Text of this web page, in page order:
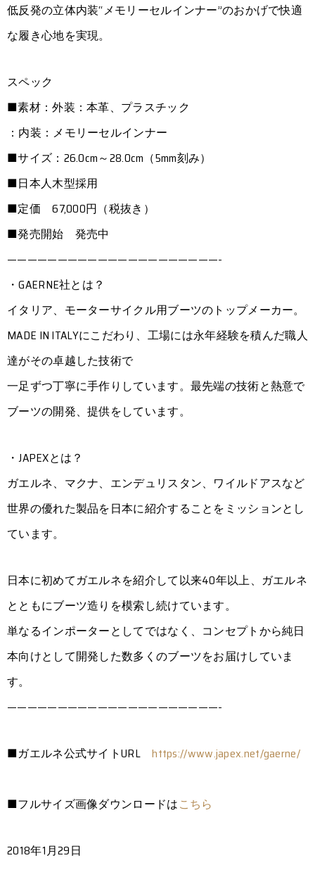
低反発の立体内装“メモリーセルインナー”のおかげで快適
な履き心地を実現。
スペック
■素材：外装：本革、プラスチック
：内装：メモリーセルインナー
■サイズ：26.0cm～28.0cm（5mm刻み）
■日本人木型採用
■定価 67,000円（税抜き）
■発売開始 発売中
—————————————————————-
・GAERNE社とは？
イタリア、モーターサイクル用ブーツのトップメーカー。
MADE IN ITALYにこだわり、工場には永年経験を積んだ職人
達がその卓越した技術で
一足ずつ丁寧に手作りしています。最先端の技術と熱意で
ブーツの開発、提供をしています。
・JAPEXとは？
ガエルネ、マクナ、エンデュリスタン、ワイルドアスなど
世界の優れた製品を日本に紹介することをミッションとし
ています。
日本に初めてガエルネを紹介して以来40年以上、ガエルネ
とともにブーツ造りを模索し続けています。
単なるインポーターとしてではなく、コンセプトから純日
本向けとして開発した数多くのブーツをお届けしていま
す。
—————————————————————-
■ガエルネ公式サイトURLhttps://www.japex.net/gaerne/
■フルサイズ画像ダウンロードはこちら
2018年1月29日